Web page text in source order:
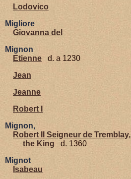
Lodovico
Migliore
Giovanna del
Mignon
Etienne
d. a 1230
Jean
Jeanne
Robert I
Mignon,
Robert II Seigneur de
the King
d. 1360
Mignot
Isabeau